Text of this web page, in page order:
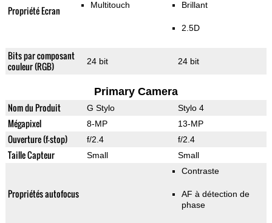
Propriété Ecran Multitouch Brillant
2.5D
Bits par composant
couleur (RGB)
24 bit 24 bit
Primary Camera
Nom du Produit G Stylo Stylo 4
Mégapixel 8-MP 13-MP
Ouverture (f-stop) f/2.4 f/2.4
Taille Capteur Small Small
Propriétés autofocus
Contraste
AF à détection de
phase